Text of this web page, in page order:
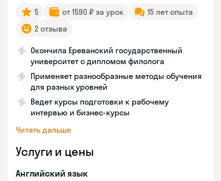
5 от 1590 ₽ за урок
15 лет опыта
2 отзыва
Окончила Ереванский государственный
университет с дипломом филолога
Применяет разнообразные методы обучения
для разных уровней
Ведет курсы подготовки к рабочему
интервью и бизнес-курсы
Читать дальше
Услуги и цены
Английский язык